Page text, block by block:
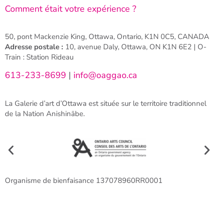
Comment était votre expérience ?
50, pont Mackenzie King, Ottawa, Ontario, K1N 0C5, CANADA
Adresse postale : 10, avenue Daly, Ottawa, ON K1N 6E2 | O-
Train : Station Rideau
613-233-8699 | info@oaggao.ca
La Galerie d’art d’Ottawa est située sur le territoire traditionnel
de la Nation Anishinābe.
Organisme de bienfaisance 137078960RR0001